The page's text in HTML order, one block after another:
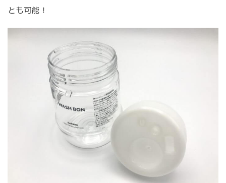
とも可能！